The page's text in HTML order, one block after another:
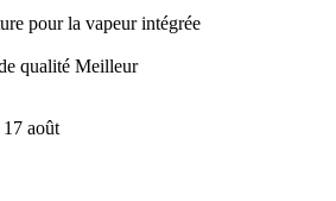
pour la vapeur intégrée
qualité Meilleur
août